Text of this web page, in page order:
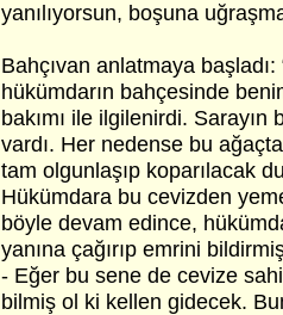
yanılıyorsun, boşuna
Bahçıvan anlatmaya
hükümdarın bahçesinde
bakımı ile ilgilenirdi.
vardı. Her nedense bu
tam olgunlaşıp koparılacak
Hükümdara bu cevizden
böyle devam edince,
yanına çağırıp emrini
- Eğer bu sene de cevize
bilmiş ol ki kellen gidecek.